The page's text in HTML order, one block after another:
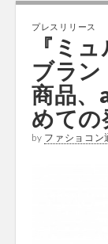
プレスリリース
『ミ
ブラ
商品、
めての
by ファショコン